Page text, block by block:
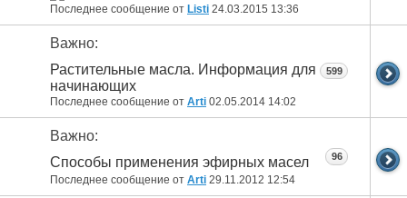
Последнее сообщение от Listi 24.03.2015 13:36
Важно:
Растительные масла. Информация для
начинающих
Последнее сообщение от Arti 02.05.2014 14:02
599
Важно:
Способы применения эфирных масел
Последнее сообщение от Arti 29.11.2012 12:54
96